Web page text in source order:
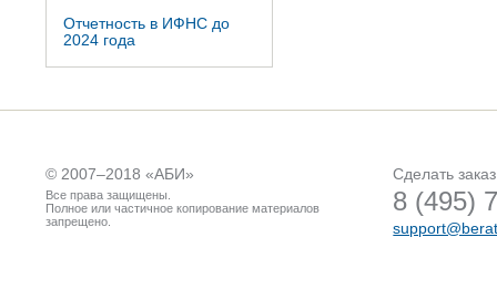
Отчетность в ИФНС до
2024 года
© 2007–2018 «АБИ»
Все права защищены.
Полное или частичное копирование материалов
запрещено.
Сделать
8 (495)